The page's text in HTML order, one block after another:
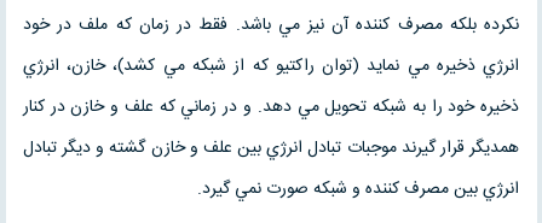
نكرده بلكه مصرف كننده آن نيز مي باشد. فقط در زمان كه ملف در خود
انرژي ذخيره مي نمايد (توان راكتيو كه از شبكه مي كشد)، خازن، انرژي
ذخيره خود را به شبكه تحويل مي دهد. و در زماني كه علف و خازن در كنار
همديگر قرار گيرند موجبات تبادل انرژي بين علف و خازن گشته و ديگر تبادل
انرژي بين مصرف كننده و شبكه صورت نمي گيرد.